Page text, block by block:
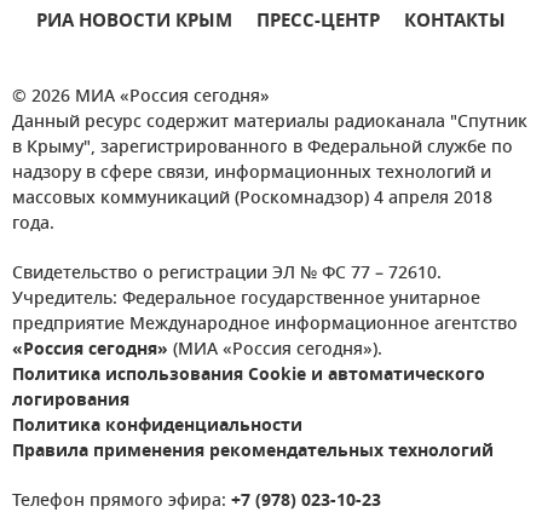
РИА НОВОСТИ КРЫМ ПРЕСС-ЦЕНТР КОНТАКТЫ
© 2026 МИА «Россия сегодня»
Данный ресурс содержит материалы радиоканала "Спутник
в Крыму", зарегистрированного в Федеральной службе по
надзору в сфере связи, информационных технологий и
массовых коммуникаций (Роскомнадзор) 4 апреля 2018
года.
Свидетельство о регистрации ЭЛ № ФС 77 – 72610.
Учредитель: Федеральное государственное унитарное
предприятие Международное информационное агентство
«Россия сегодня» (МИА «Россия сегодня»).
Политика использования Cookie и автоматического
логирования
Политика конфиденциальности
Правила применения рекомендательных технологий
Телефон прямого эфира: +7 (978) 023-10-23